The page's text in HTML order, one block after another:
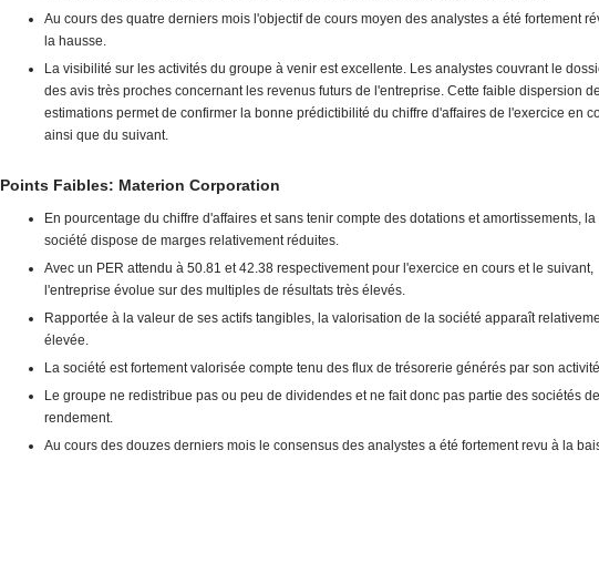
Au cours des quatre derniers mois l'objectif de cours moyen des analystes a été fortement
la hausse.
La visibilité sur les activités du groupe à venir est excellente. Les analystes couvrant le
des avis très proches concernant les revenus futurs de l'entreprise. Cette faible dispersion
estimations permet de confirmer la bonne prédictibilité du chiffre d'affaires de l'exercice en
ainsi que du suivant.
Points Faibles: Materion Corporation
En pourcentage du chiffre d'affaires et sans tenir compte des dotations et amortissements, la
société dispose de marges relativement réduites.
Avec un PER attendu à 50.81 et 42.38 respectivement pour l'exercice en cours et le suivant,
l'entreprise évolue sur des multiples de résultats très élevés.
Rapportée à la valeur de ses actifs tangibles, la valorisation de la société apparaît
élevée.
La société est fortement valorisée compte tenu des flux de trésorerie générés par son
Le groupe ne redistribue pas ou peu de dividendes et ne fait donc pas partie des sociétés de
rendement.
Au cours des douzes derniers mois le consensus des analystes a été fortement revu à la